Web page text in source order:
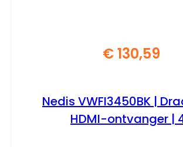
€130,59
Nedis VWFI3450BK |
HDMI-ontvanger |